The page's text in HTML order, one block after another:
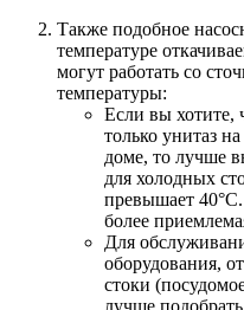
Также подобное
температуре
могут работать со
температуры:
Если вы хотите,
только унитаз
доме, то лучше
для холодных
превышает 40°С.
более
Для
оборудования,
стоки
лучше